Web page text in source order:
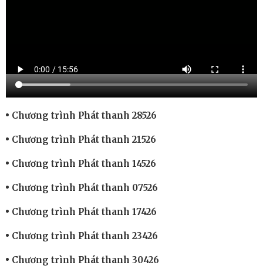
Chương trình Phát thanh 28526
Chương trình Phát thanh 21526
Chương trình Phát thanh 14526
Chương trình Phát thanh 07526
Chương trình Phát thanh 17426
Chương trình Phát thanh 23426
Chương trình Phát thanh 30426